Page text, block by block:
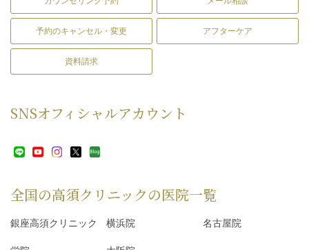
予約のキャンセル・変更 アフターケア
資料請求
SNSオフィシャルアカウント
全国の高須クリニックの医院一覧
銀座高須クリニック 横浜院 名古屋院